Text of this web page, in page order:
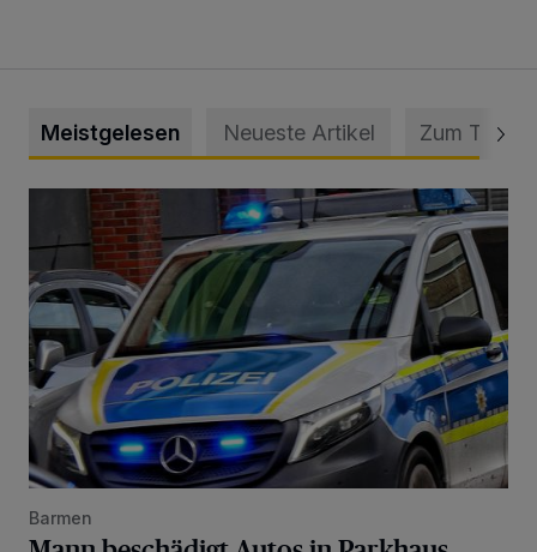
Meistgelesen Neueste Artikel Zum Thema
Mann beschädigt Autos in Parkhaus
Barmen